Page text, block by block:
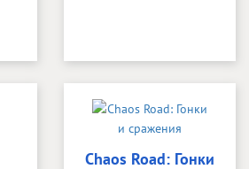
Chaos Road: Гонки